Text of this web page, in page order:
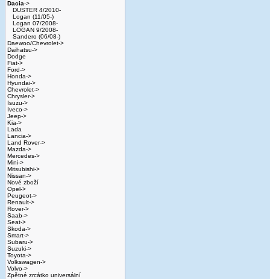
Dacia->
DUSTER 4/2010-
Logan (11/05-)
Logan 07/2008-
LOGAN 9/2008-
Sandero (06/08-)
Daewoo/Chevrolet->
Daihatsu->
Dodge
Fiat->
Ford->
Honda->
Hyundai->
Chevrolet->
Chrysler->
Isuzu->
Iveco->
Jeep->
Kia->
Lada
Lancia->
Land Rover->
Mazda->
Mercedes->
Mini->
Mitsubishi->
Nissan->
Nové zboží
Opel->
Peugeot->
Renault->
Rover->
Saab->
Seat->
Skoda->
Smart->
Subaru->
Suzuki->
Toyota->
Volkswagen->
Volvo->
Zpětné zrcátko universální